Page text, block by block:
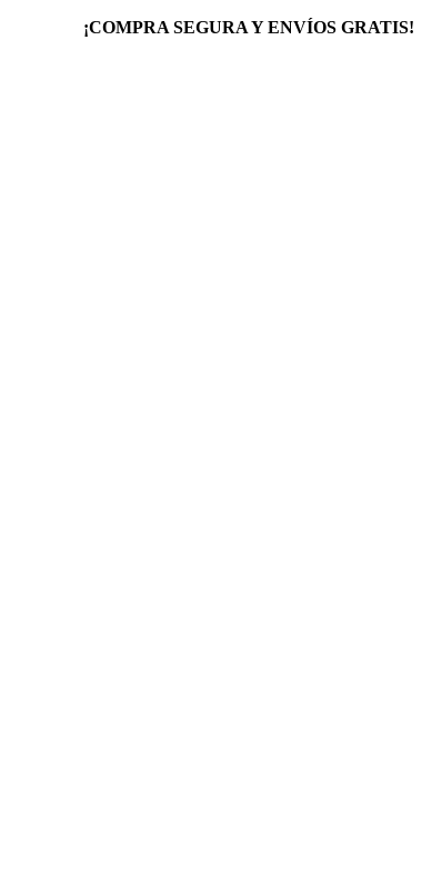
¡COMPRA SEGURA Y ENVÍOS GRATIS!